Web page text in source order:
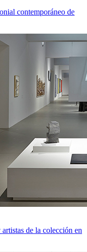
contemporáneo de
de la colección en